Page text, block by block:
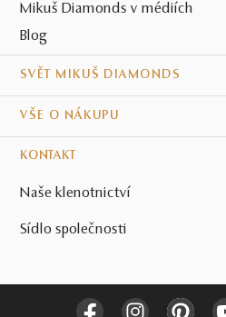
Mikuš Diamonds v médiích
Blog
SVĚT MIKUŠ DIAMONDS
VŠE O NÁKUPU
KONTAKT
Naše klenotnictví
Sídlo společnosti